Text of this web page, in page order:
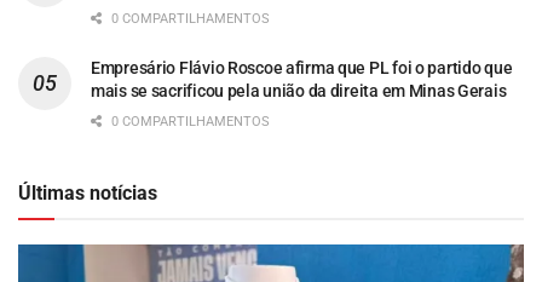
0 COMPARTILHAMENTOS
Empresário Flávio Roscoe afirma que PL foi o partido que
mais se sacrificou pela união da direita em Minas Gerais
0 COMPARTILHAMENTOS
Últimas notícias